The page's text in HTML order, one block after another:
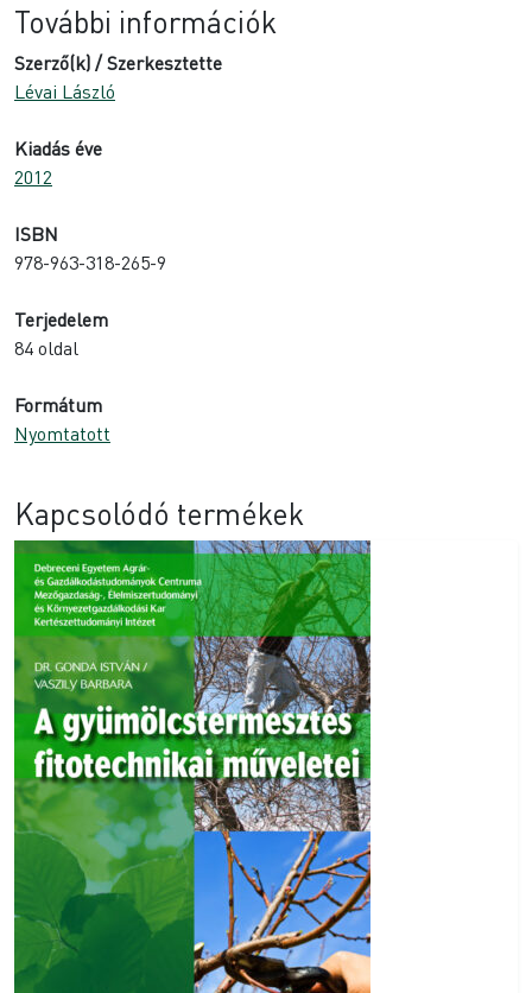
További információk
Szerző(k) / Szerkesztette
Lévai László
Kiadás éve
2012
ISBN
978-963-318-265-9
Terjedelem
84 oldal
Formátum
Nyomtatott
Kapcsolódó termékek